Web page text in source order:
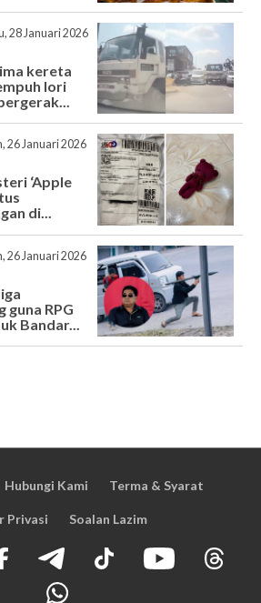
28 Januari 2026
kereta
lori
26 Januari 2026
‘Apple
di...
26 Januari 2026
guna RPG
Bandar...
Hubungi Kami Terma & Syarat
Privasi Soalan Lazim